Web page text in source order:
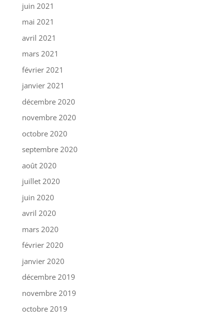
juin 2021
mai 2021
avril 2021
mars 2021
février 2021
janvier 2021
décembre 2020
novembre 2020
octobre 2020
septembre 2020
août 2020
juillet 2020
juin 2020
avril 2020
mars 2020
février 2020
janvier 2020
décembre 2019
novembre 2019
octobre 2019